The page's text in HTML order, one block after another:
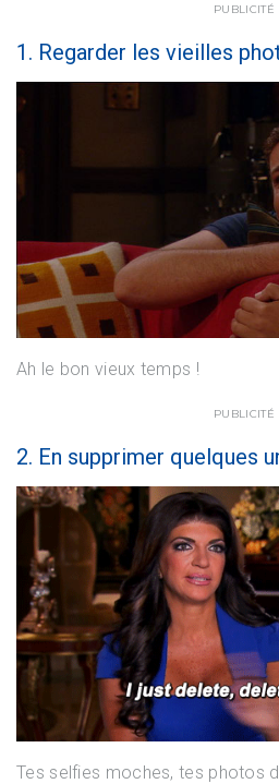
PUBLICITÉ
1. Regarder les vieilles
Ah le bon vieux temps !
PUBLICITÉ
2. En supprimer quelques
Tes selfies moches, tes photos